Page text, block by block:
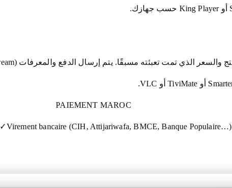
PAIEMENT MAROC
Virement bancaire (CIH, Attijariwafa, BMCE, Banque Populaire…)
✓